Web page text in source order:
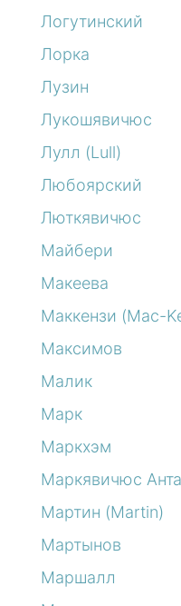
Логутинский
Лорка
Лузин
Лукошявичюс
Лулл (Lull)
Любоярский
Люткявичюс
Майбери
Макеева
Маккензи (Mac-
Максимов
Малик
Марк
Маркхэм
Маркявичюс
Мартин (Martin)
Мартынов
Маршалл